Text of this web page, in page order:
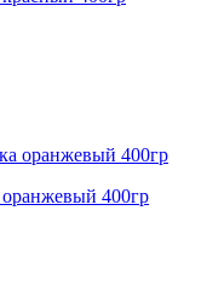
400гр